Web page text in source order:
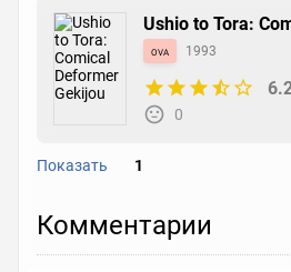
Ushio to Tora:
Gekijou
ova 1993
0
Показать 1
ova 1992
Комментарии